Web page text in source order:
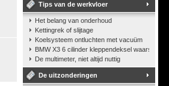
Tips van de werkvloer
Het belang van onderhoud
Kettingrek of slijtage
Koelsysteem ontluchten met vacuüm
BMW X3 6 cilinder kleppendeksel waarshuwing
De multimeter, niet altijd nuttig
De uitzonderingen